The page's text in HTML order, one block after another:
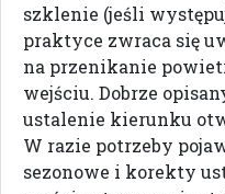
szklenie (jeśli
praktyce zwraca się
na przenikanie
wejściu. Dobrze
ustalenie kierunku
W razie potrzeby
sezonowe i korekty